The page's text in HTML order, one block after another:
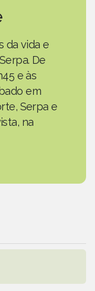
da vida e
De
e às
em
Serpa e
na